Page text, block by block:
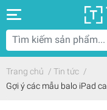
Trang chủ / Tin tức /
Gợi ý các mẫu balo iPad